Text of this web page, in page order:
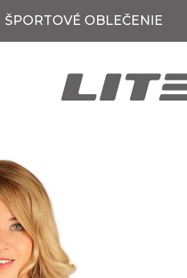
ŠPORTOVÉ OBLEČENIE